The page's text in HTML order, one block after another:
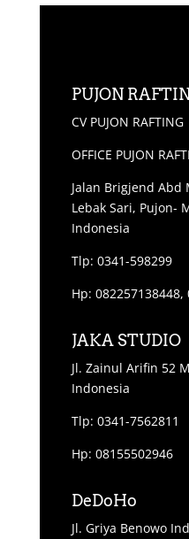
PUJON
CV PUJON RAFTING
OFFICE PUJON
Jalan Brigjend Abd
Lebak Sari, Pujon-
Indonesia
Tlp: 0341-598299
Hp: 082257138448,
JAKA STUDIO
Jl. Zainul Arifin 52
Indonesia
Tlp: 0341-7562811
Hp: 08155502946
DeDoHo
Jl. Griya Benowo